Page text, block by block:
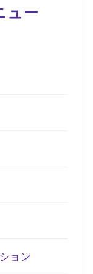
ュー
ョン